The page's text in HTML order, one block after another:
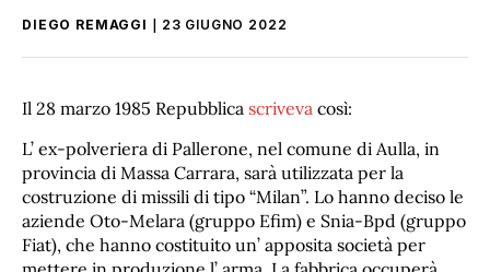
DIEGO REMAGGI 23 GIUGNO 2022
Il 28 marzo 1985 Repubblica scriveva così:
L’ ex-polveriera di Pallerone, nel comune di Aulla, in
provincia di Massa Carrara, sarà utilizzata per la
costruzione di missili di tipo “Milan”. Lo hanno deciso le
aziende Oto-Melara (gruppo Efim) e Snia-Bpd (gruppo
Fiat), che hanno costituito un’ apposita società per